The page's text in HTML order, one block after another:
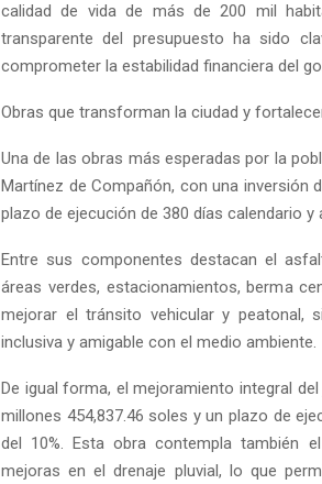
calidad de vida de más de 200 mil
transparente del presupuesto ha sido
comprometer la estabilidad financiera del
Obras que transforman la ciudad y
Una de las obras más esperadas por la
Martínez de Compañón, con una inversión
plazo de ejecución de 380 días calendario
Entre sus componentes destacan el
áreas verdes, estacionamientos, berma
mejorar el tránsito vehicular y peatonal,
inclusiva y amigable con el medio ambiente.
De igual forma, el mejoramiento integral
millones 454,837.46 soles y un plazo de
del 10%. Esta obra contempla también
mejoras en el drenaje pluvial, lo que